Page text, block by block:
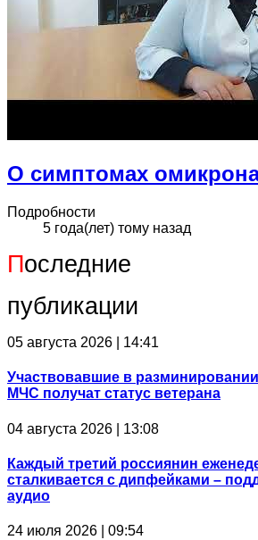
О симптомах
Подробности
5 года(лет) тому назад
Последние
публикации
05 августа 2026 | 14:41
Участвовавшие в
МЧС получат статус ветерана
04 августа 2026 | 13:08
Каждый третий россиянин
сталкивается с дипфейками –
аудио
24 июля 2026 | 09:54